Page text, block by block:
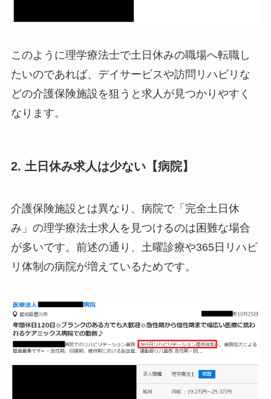
このように理学療法士で土日休みの職場へ転職し
たいのであれば、デイサービスや訪問リハビリな
どの介護保険施設を狙うと求人が見つかりやすく
なります。
2. 土日休み求人は少ない【病院】
介護保険施設とは異なり、病院で「完全土日休
み」の理学療法士求人を見つけるのは困難な場合
が多いです。前述の通り、土曜診療や365日リハビ
リ体制の病院が増えているためです。